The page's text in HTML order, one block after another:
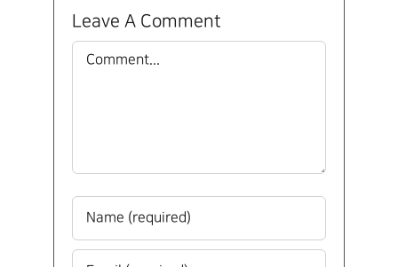
Leave A Comment
Comment